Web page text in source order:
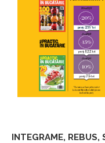
INTEGRAME, REBUS,